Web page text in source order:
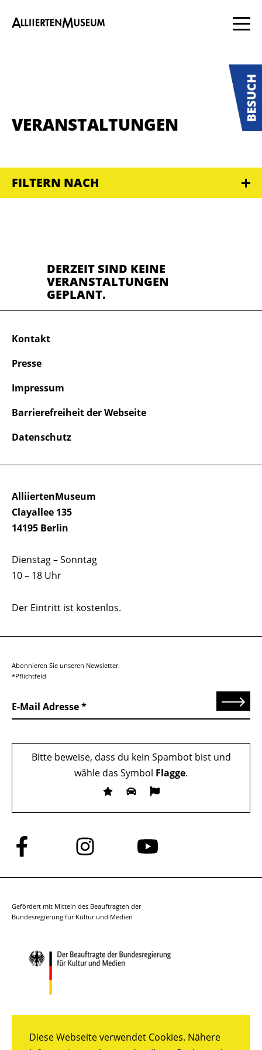
Diese Webseite verwendet Cookies. Nähere
VERANSTALTUNGEN
FILTERN NACH
DERZEIT SIND KEINE
VERANSTALTUNGEN
GEPLANT.
AlliiertenMuseum
Clayallee 135
14195 Berlin
Dienstag – Sonntag
10 – 18 Uhr
Der Eintritt ist kostenlos.
Kontakt
Presse
Impressum
Barrierefreiheit der Webseite
Datenschutz
Abonnieren Sie unseren Newsletter.
*Pflichtfeld
E-Mail Adresse Senden
Bitte beweise, dass du kein Spambot bist und
wähle das Symbol Flagge.
Folge
uns
auf
Folge
uns
auf
Folge
auf
Gefördert mit Mitteln des Beauftragten der
Bundesregierung für Kultur und Medien